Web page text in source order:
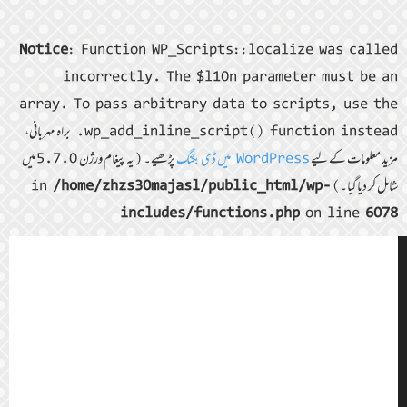
Notice: Function WP_Scripts::localize was called
incorrectly. The $l10n parameter must be an
array. To pass arbitrary data to scripts, use the
wp_add_inline_script() function instead. براہ مہربانی،
مزید معلومات کے لیےWordPress میں ڈی بگنگ
پڑھیے۔ (یہ پیغام ورژن 5.7.0 میں
شامل کر دیا گیا۔) in/home/zhzs30majasl/public_html/wp-
includes/functions.php on line 6078